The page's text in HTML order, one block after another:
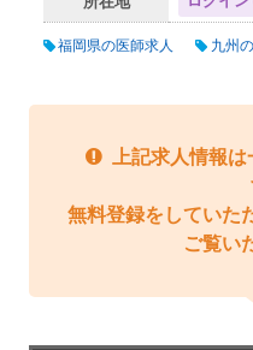
福岡県の医師求人 九州
上記求人情報
無料登録をしていた
ご覧い